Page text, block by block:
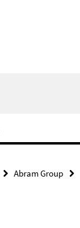
Abram Group